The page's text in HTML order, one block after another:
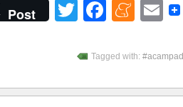
Post Twitter
Tagged with: